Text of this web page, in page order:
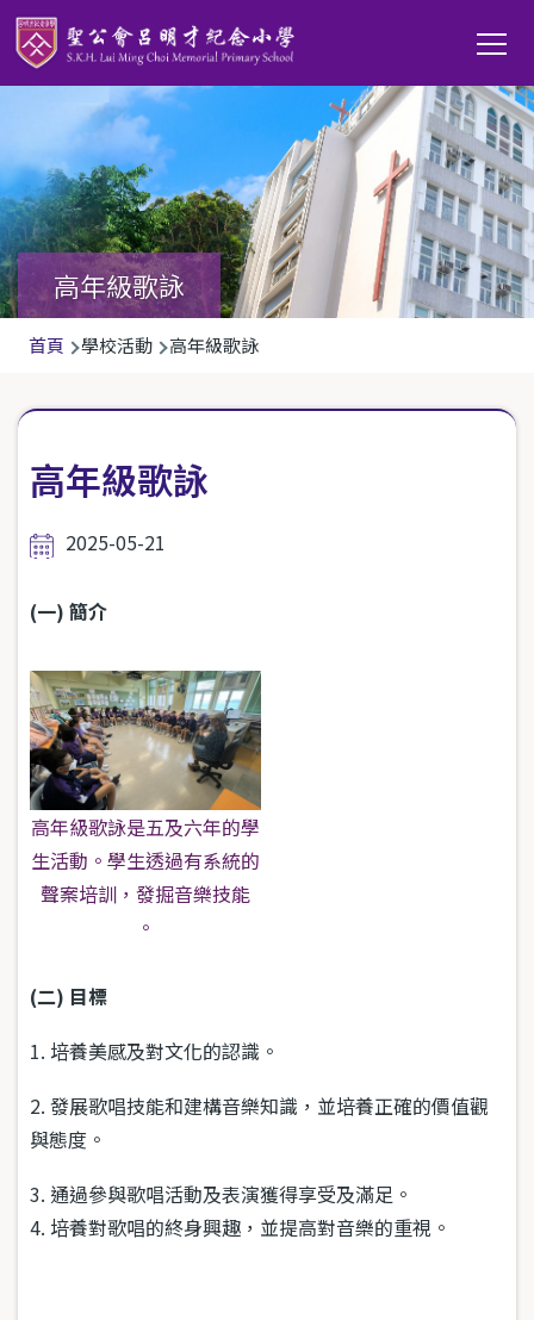
移至主內容
Main
高年級歌詠
導
連
結
首頁 學校活動 高年級歌詠
高年級歌詠
2025-05-21
(一) 簡介
高年級歌詠是五及六年的學
生活動。學生透過有系統的
聲案培訓，發掘音樂技能
。
(二) 目標
1. 培養美感及對文化的認識。
2. 發展歌唱技能和建構音樂知識，並培養正確的價值觀
與態度。
3. 通過參與歌唱活動及表演獲得享受及滿足。
4. 培養對歌唱的終身興趣，並提高對音樂的重視。